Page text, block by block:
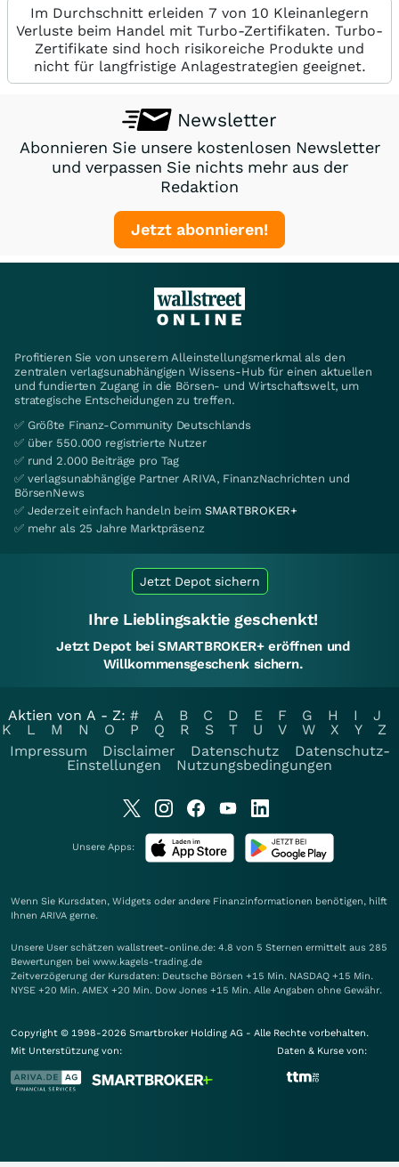
Im Durchschnitt erleiden 7 von 10 Kleinanlegern
Verluste beim Handel mit Turbo-Zertifikaten. Turbo-
Zertifikate sind hoch risikoreiche Produkte und
nicht für langfristige Anlagestrategien geeignet.
Newsletter
Abonnieren Sie unsere kostenlosen Newsletter
und verpassen Sie nichts mehr aus der
Redaktion
Jetzt abonnieren!
Profitieren Sie von unserem Alleinstellungsmerkmal als den
zentralen verlagsunabhängigen Wissens-Hub für einen aktuellen
und fundierten Zugang in die Börsen- und Wirtschaftswelt, um
strategische Entscheidungen zu treffen.
✅ Größte Finanz-Community Deutschlands
✅ über 550.000 registrierte Nutzer
✅ rund 2.000 Beiträge pro Tag
✅ verlagsunabhängige Partner ARIVA, FinanzNachrichten und
BörsenNews
✅ Jederzeit einfach handeln beim SMARTBROKER+
✅ mehr als 25 Jahre Marktpräsenz
Jetzt Depot sichern
Ihre Lieblingsaktie geschenkt!
Jetzt Depot bei SMARTBROKER+ eröffnen und
Willkommensgeschenk sichern.
Aktien von A - Z: # A B C D E F G H I
J
K
L M N O P Q R S T U V W X Y
Z
Impressum
Disclaimer Datenschutz
Datenschutz-
Einstellungen
Nutzungsbedingungen
Unsere Apps:
Wenn Sie Kursdaten, Widgets oder andere Finanzinformationen benötigen, hilft
Ihnen ARIVA gerne.
Unsere User schätzen wallstreet-online.de: 4.8 von 5 Sternen ermittelt aus 285
Bewertungen bei www.kagels-trading.de
Zeitverzögerung der Kursdaten: Deutsche Börsen +15 Min. NASDAQ +15 Min.
NYSE +20 Min. AMEX +20 Min. Dow Jones +15 Min. Alle Angaben ohne Gewähr.
Copyright © 1998-2026 Smartbroker Holding AG - Alle Rechte vorbehalten.
Mit Unterstützung von:
Daten & Kurse von: